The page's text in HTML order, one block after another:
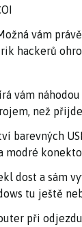
vám
hackerů
vám
než
barevných
modré
dost a sám
tu ještě
při